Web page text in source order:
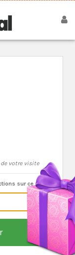
votre visite
sur ce produit: